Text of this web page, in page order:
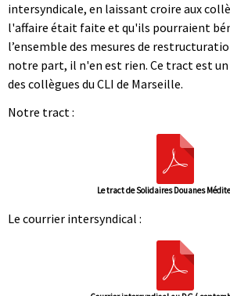
intersyndicale, en laissant croire aux
l'affaire était faite et qu'ils pourraient
l’ensemble des mesures de
notre part, il n'en est rien. Ce tract est
des collègues du CLI de Marseille.
Notre tract :
Le tract de Solidaires Douanes
Le courrier intersyndical :